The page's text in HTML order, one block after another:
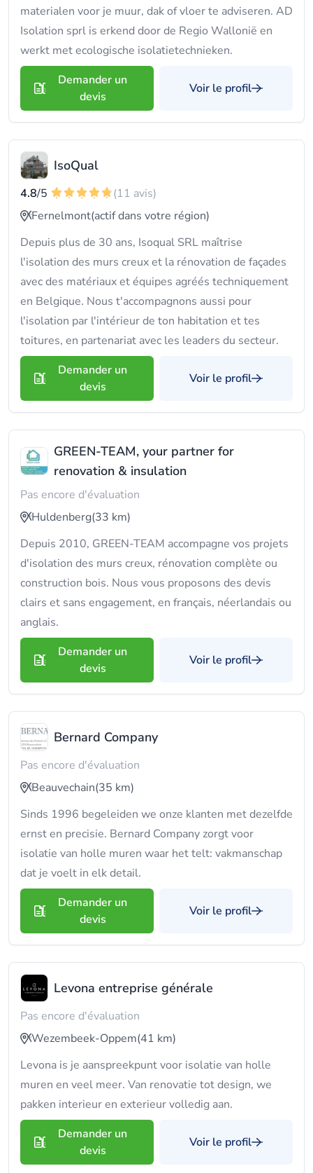
materialen voor je muur, dak of vloer te adviseren. AD
Isolation sprl is erkend door de Regio Wallonië en
werkt met ecologische isolatietechnieken.
Demander un
devis
Voir le profil
IsoQual
4.8/5
(11 avis)
Fernelmont(actif dans votre région)
Depuis plus de 30 ans, Isoqual SRL maîtrise
l'isolation des murs creux et la rénovation de façades
avec des matériaux et équipes agréés techniquement
en Belgique. Nous t'accompagnons aussi pour
l'isolation par l'intérieur de ton habitation et tes
toitures, en partenariat avec les leaders du secteur.
Demander un
devis
Voir le profil
GREEN-TEAM, your partner for
renovation & insulation
Pas encore d'évaluation
Huldenberg(33 km)
Depuis 2010, GREEN-TEAM accompagne vos projets
d'isolation des murs creux, rénovation complète ou
construction bois. Nous vous proposons des devis
clairs et sans engagement, en français, néerlandais ou
anglais.
Demander un
devis
Voir le profil
Bernard Company
Pas encore d'évaluation
Beauvechain(35 km)
Sinds 1996 begeleiden we onze klanten met dezelfde
ernst en precisie. Bernard Company zorgt voor
isolatie van holle muren waar het telt: vakmanschap
dat je voelt in elk detail.
Demander un
devis
Voir le profil
Levona entreprise générale
Pas encore d'évaluation
Wezembeek-Oppem(41 km)
Levona is je aanspreekpunt voor isolatie van holle
muren en veel meer. Van renovatie tot design, we
pakken interieur en exterieur volledig aan.
Demander un
devis
Voir le profil